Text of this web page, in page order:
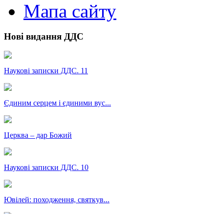
Мапа сайту
Нові видання ДДС
Наукові записки ДДС. 11
Єдиним серцем і єдиними вус...
Церква – дар Божий
Наукові записки ДДС. 10
Ювілей: походження, святкув...